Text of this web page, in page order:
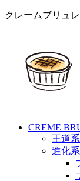
クレームブリュ
CREME
王道系
進化系